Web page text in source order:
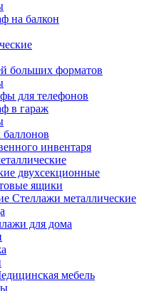
на балкон
больших форматов
для телефонов
в гараж
инвентаря
двухсекционные
ящики
Стеллажи металлические
для дома
мебель